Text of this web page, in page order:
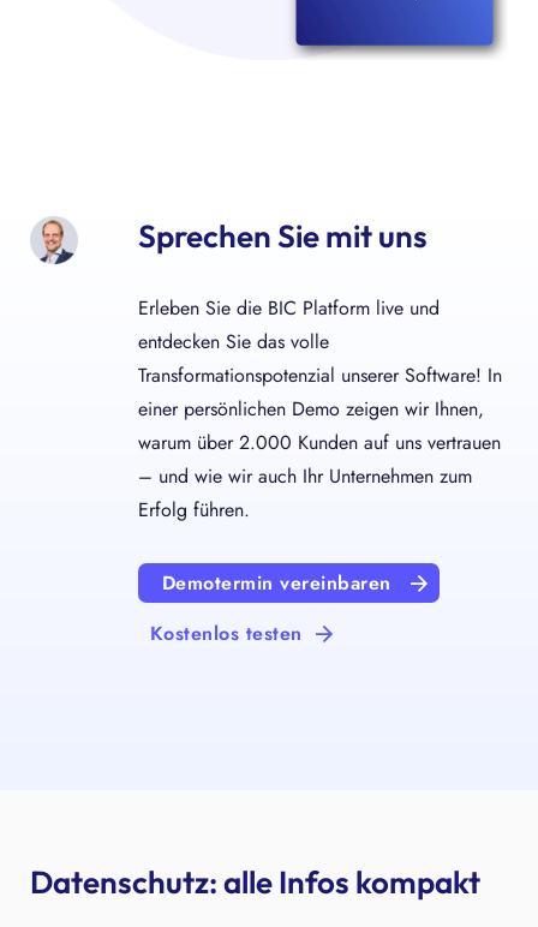
Sprechen Sie mit uns
Erleben Sie die BIC Platform live und
entdecken Sie das volle
Transformationspotenzial unserer Software! In
einer persönlichen Demo zeigen wir Ihnen,
warum über 2.000 Kunden auf uns vertrauen
– und wie wir auch Ihr Unternehmen zum
Erfolg führen.
Demotermin vereinbaren
Kostenlos testen
Datenschutz: alle Infos kompakt